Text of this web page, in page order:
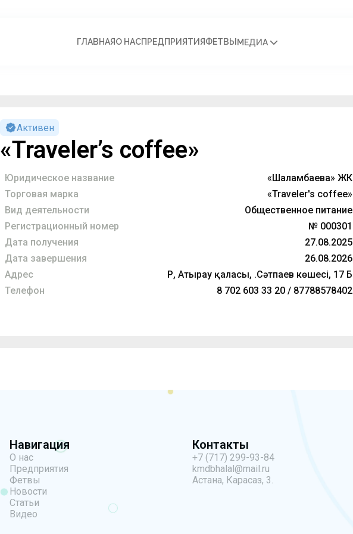
ГЛАВНАЯО НАСПРЕДПРИЯТИЯФЕТВЫ МЕДИА
Активен
«Traveler’s coffee»
Юридическое название
«Шаламбаева» ЖК
Торговая марка
«Traveler's coffee»
Вид деятельности
Общественное питание
Регистрационный номер
№ 000301
Дата получения
27.08.2025
Дата завершения
26.08.2026
Адрес
ҚР, Атырау қаласы, Қ.Сәтпаев көшесі, 17 Б
Телефон
8 702 603 33 20 / 87788578402
Навигация
О нас
Предприятия
Фетвы
Новости
Статьи
Видео
Контакты
+7 (717) 299-93-84
kmdbhalal@mail.ru
Астана, Карасаз, 3.